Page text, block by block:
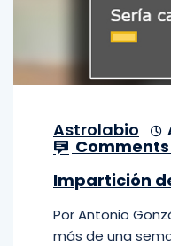
Astrolabio
Impartición
Por Antonio
más de una